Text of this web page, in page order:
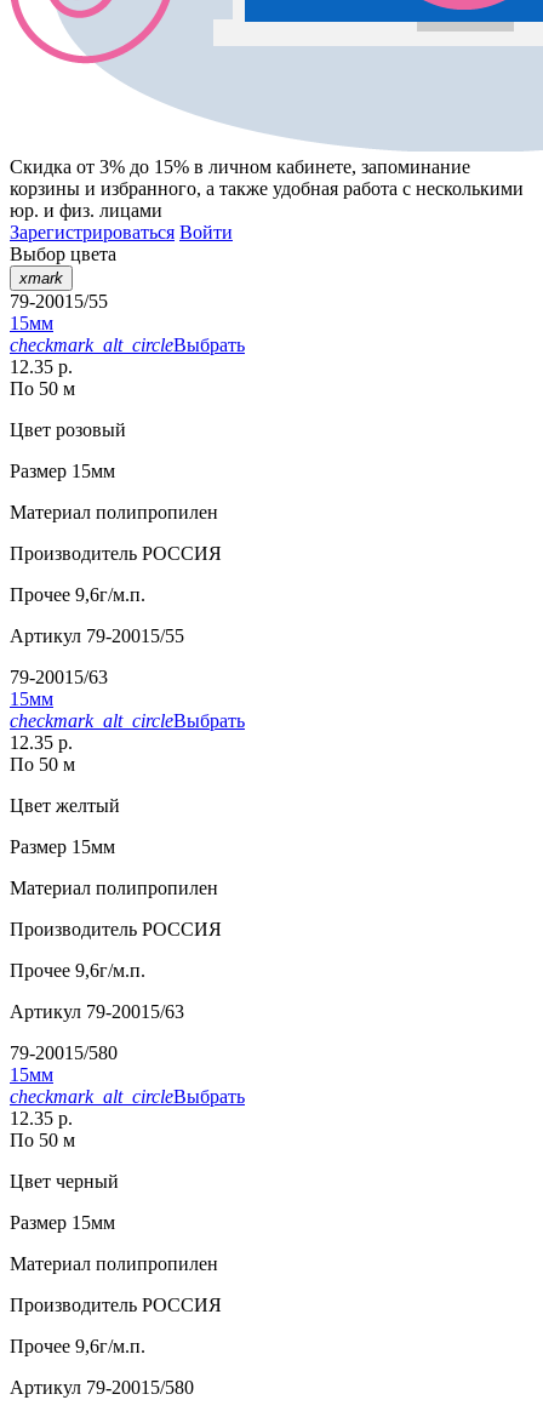
Скидка от 3% до 15% в личном кабинете, запоминание
корзины и избранного, а также удобная работа с несколькими
юр. и физ. лицами
Зарегистрироваться Войти
Выбор цвета
xmark
79-20015/55
15мм
checkmark_alt_circleВыбрать
12.35 р.
По 50 м
Цвет розовый
Размер 15мм
Материал полипропилен
Производитель РОССИЯ
Прочее 9,6г/м.п.
Артикул 79-20015/55
79-20015/63
15мм
checkmark_alt_circleВыбрать
12.35 р.
По 50 м
Цвет желтый
Размер 15мм
Материал полипропилен
Производитель РОССИЯ
Прочее 9,6г/м.п.
Артикул 79-20015/63
79-20015/580
15мм
checkmark_alt_circleВыбрать
12.35 р.
По 50 м
Цвет черный
Размер 15мм
Материал полипропилен
Производитель РОССИЯ
Прочее 9,6г/м.п.
Артикул 79-20015/580